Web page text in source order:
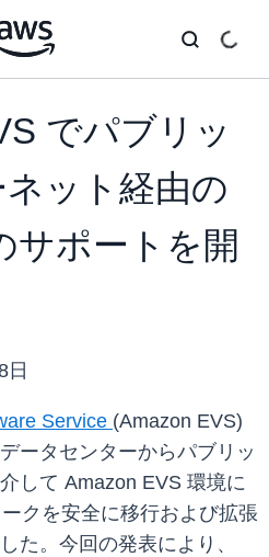
でパブリッ
ット経由の
サポートを開
日
Service (Amazon EVS)
ータセンターからパブリッ
して Amazon EVS 環境に
クを安全に移行および拡張
た。今回の発表により、